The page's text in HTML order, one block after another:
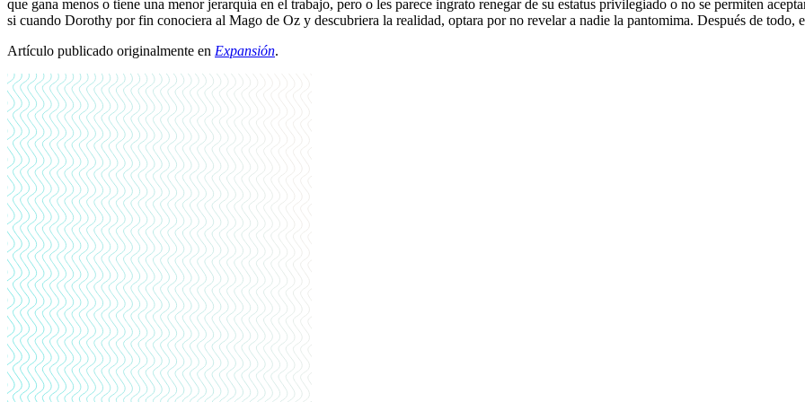
que gana menos o tiene una menor jerarquía en el trabajo, pero o les parece ingrato renegar de su estatus privilegiado o no se permiten
si cuando Dorothy por fin conociera al Mago de Oz y descubriera la realidad, optara por no revelar a nadie la pantomima. Después de
Artículo publicado originalmente en Expansión.